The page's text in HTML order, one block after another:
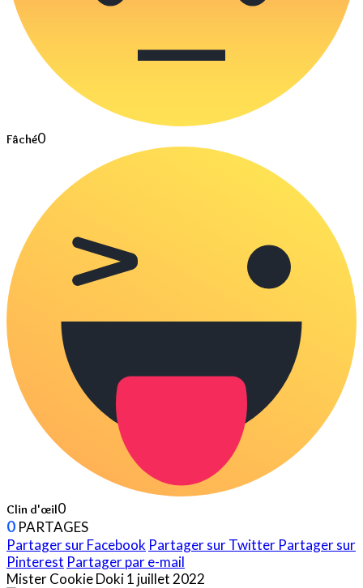
Fâché0
Clin d'œil0
0 PARTAGES
Partager sur Facebook Partager sur Twitter Partager sur
Pinterest Partager par e-mail
Mister Cookie Doki1 juillet 2022